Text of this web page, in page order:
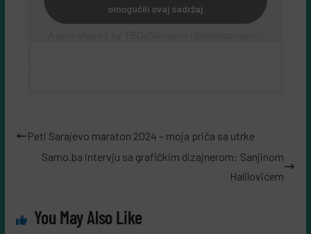
omogućili ovaj sadržaj
Peti Sarajevo maraton 2024 – moja priča sa utrke
Samo.ba intervju sa grafičkim dizajnerom: Sanjinom
Halilovićem
You May Also Like